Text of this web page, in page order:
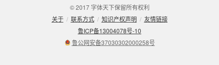
© 2017 字体天下保留所有权利
关于 / 联系方式 / 知识产权声明 / 友情链接
鲁ICP备13004078号-10
鲁公网安备37030302000258号